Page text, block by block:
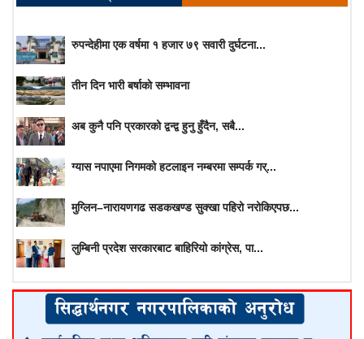
रुपन्देहीमा एक वर्षमा १ हजार ७९ सवारी दुर्घटना...
तीन दिन भारी बर्षाकाे सम्भावना
अब कुनै पनि प्रकारको द्वन्द्व हुनु हुँदैन, सबै...
ग्यास नपाएमा निगमको हटलाइन नम्बरमा सम्पर्क गर्...
मुग्लिन–नारायणगढ सडकखण्ड सुक्खा पहिरो नरोकिएपछ...
लुम्बिनी प्रदेश सरकारबाट बाहिरियो कांग्रेस, पा...